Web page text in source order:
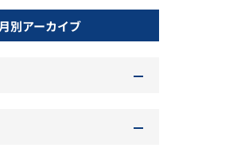
月別アーカイブ